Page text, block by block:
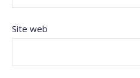
Site web